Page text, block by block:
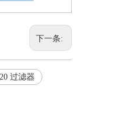
下一条:
过滤器